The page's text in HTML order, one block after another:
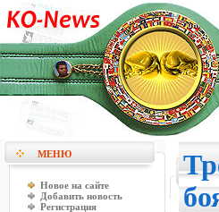
МЕНЮ
Новое на сайте
Добавить новость
Регистрация